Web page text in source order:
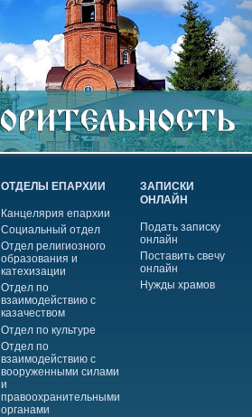
ОТДЕЛЫ ЕПАРХИИ
Канцелярия епархии
Социальный отдел
Отдел религиозного
образования и
катехизации
Отдел по
взаимодействию с
казачеством
Отдел по культуре
Отдел по
взаимодействию с
вооруженными силами
и
правоохранительными
органами
ЗАПИСКИ
ОНЛАЙН
Подать записку
онлайн
Поставить свечу
онлайн
Нужды храмов